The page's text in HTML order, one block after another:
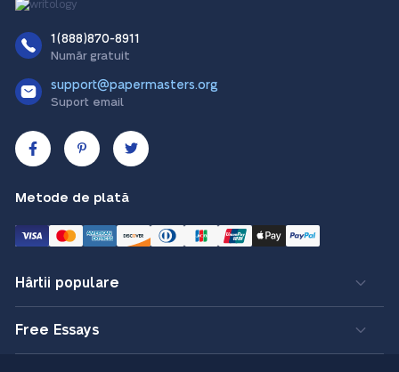
1(888)870-8911
Număr gratuit
support@papermasters.org
Suport email
Metode de plată
Hârtii populare
Free Essays